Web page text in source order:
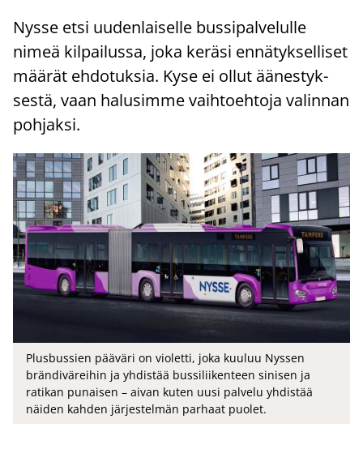
Nysse etsi uu­den­lai­sel­le bus­si­pal­ve­lul­le
nimeä kil­pai­lus­sa, joka ke­rä­si en­nä­tyk­sel­li­set
mää­rät eh­do­tuk­sia. Kyse ei ollut ää­nes­tyk­
ses­tä, vaan ha­lusim­me vaih­toeh­to­ja va­lin­nan
poh­jak­si.
Plusbussien pääväri on violetti, joka kuuluu Nyssen
brändiväreihin ja yhdistää bussiliikenteen sinisen ja
ratikan punaisen – aivan kuten uusi palvelu yhdistää
näiden kahden järjestelmän parhaat puolet.